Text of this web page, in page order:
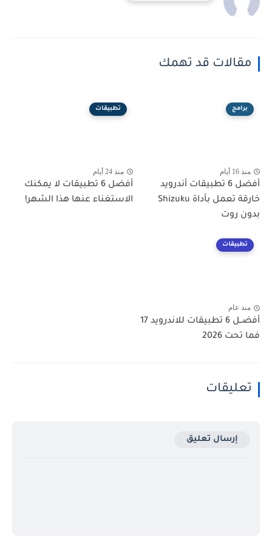
مقالات قد تهمك
برامج
منذ 16 أيام
أفضل 6 تطبيقات أندرويد
خارقة تعمل بأداة Shizuku
بدون روت
تطبيقات
منذ 24 أيام
أفضل 6 تطبيقات لا يمكنك
الاستغناء عنها هذا الشهر!
تطبيقات
منذ عام
أفضــل 6 تطبيقات للاندرويد 17
فما تحت 2026
تعليقات
إرسال تعليق